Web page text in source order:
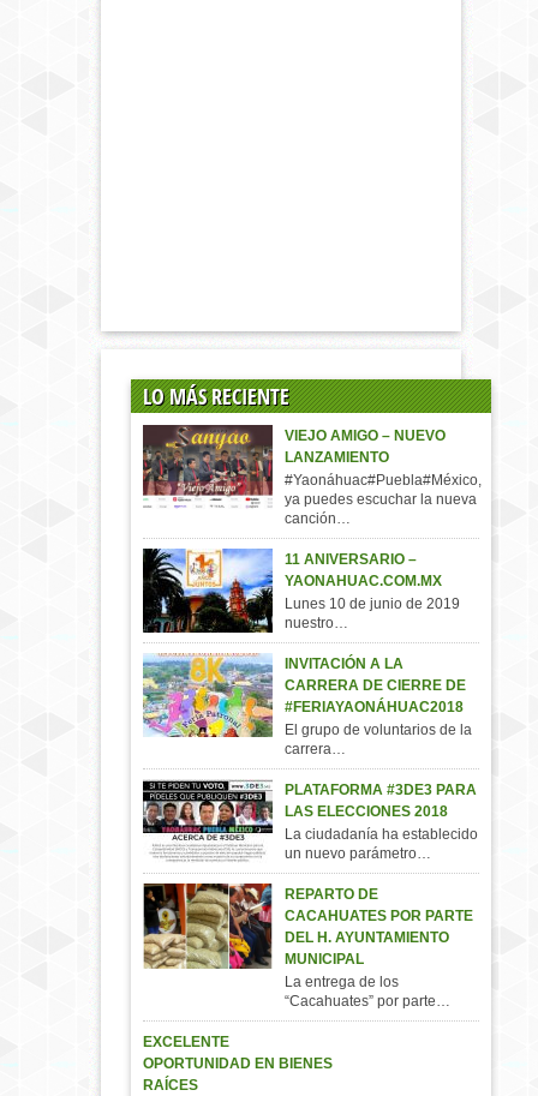
LO MÁS RECIENTE
VIEJO AMIGO – NUEVO
LANZAMIENTO
#Yaonáhuac#Puebla#México,
ya puedes escuchar la nueva
canción…
11 ANIVERSARIO –
YAONAHUAC.COM.MX
Lunes 10 de junio de 2019
nuestro…
INVITACIÓN A LA
CARRERA DE CIERRE DE
#FERIAYAONÁHUAC2018
El grupo de voluntarios de la
carrera…
PLATAFORMA #3DE3 PARA
LAS ELECCIONES 2018
La ciudadanía ha establecido
un nuevo parámetro…
REPARTO DE
CACAHUATES POR PARTE
DEL H. AYUNTAMIENTO
MUNICIPAL
La entrega de los
“Cacahuates” por parte…
EXCELENTE
OPORTUNIDAD EN BIENES
RAÍCES